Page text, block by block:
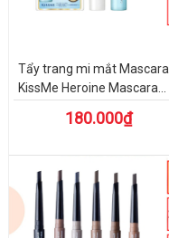
Tẩy trang mi mắt Mascara
KissMe Heroine Mascara...
180.000₫